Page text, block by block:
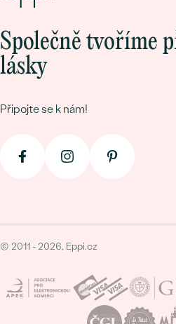
Společně tvoříme
lásky
Připojte se k nám!
© 2011 - 2026, Eppi.cz